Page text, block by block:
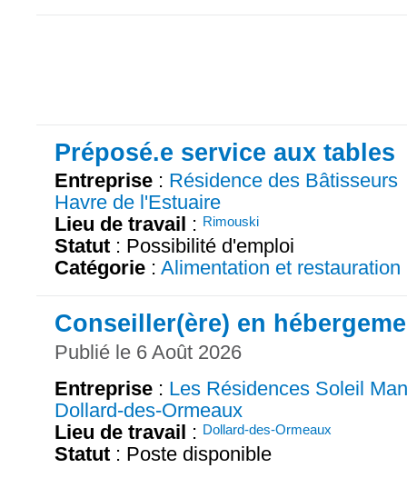
Préposé.e service aux tables
Entreprise : Résidence des Bâtisseurs
Havre de l'Estuaire
Lieu de travail : Rimouski
Statut : Possibilité d'emploi
Catégorie : Alimentation et restauration
Conseiller(ère) en
Publié le 6 Août 2026
Entreprise : Les Résidences Soleil
Dollard-des-Ormeaux
Lieu de travail : Dollard-des-Ormeaux
Statut : Poste disponible